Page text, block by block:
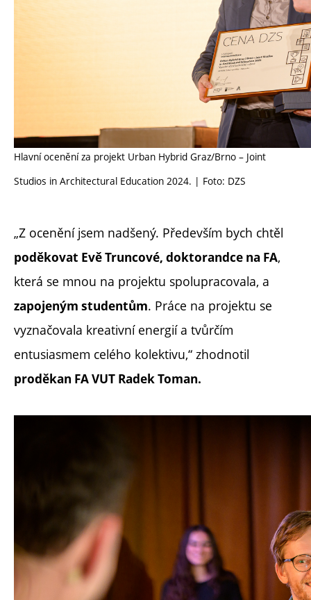
Hlavní ocenění za projekt Urban Hybrid Graz/Brno – Joint
Studios in Architectural Education 2024. | Foto: DZS
„Z ocenění jsem nadšený. Především bych chtěl
poděkovat Evě Truncové, doktorandce na FA,
která se mnou na projektu spolupracovala, a
zapojeným studentům. Práce na projektu se
vyznačovala kreativní energií a tvůrčím
entusiasmem celého kolektivu,“ zhodnotil
proděkan FA VUT Radek Toman.